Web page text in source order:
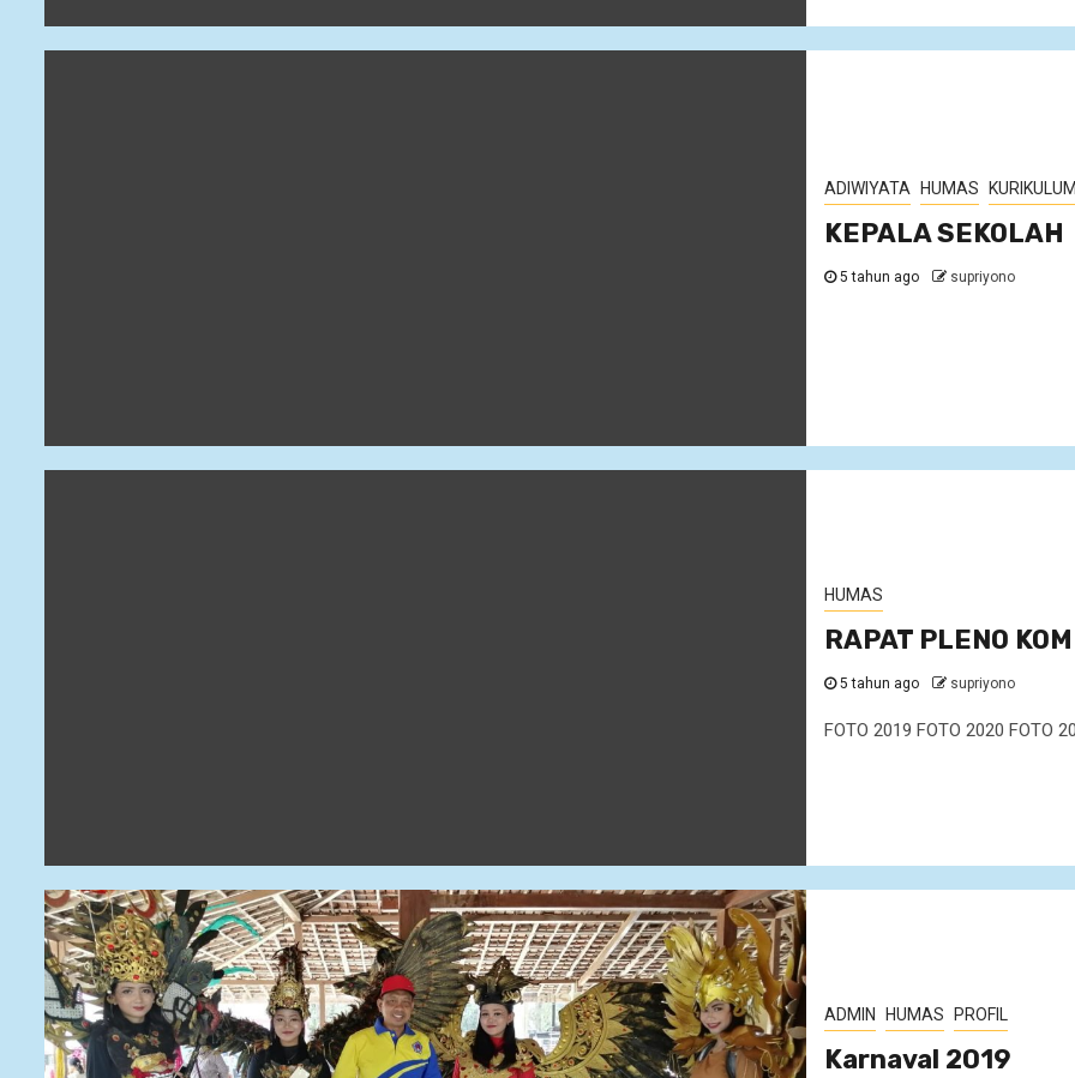
ADIWIYATA HUMAS
KEPALA SEKOLAH
5 tahun ago supriyono
HUMAS
RAPAT PLENO
5 tahun ago supriyono
FOTO 2019 FOTO 2020 FOTO
ADMIN HUMAS PROFIL
Karnaval 2019